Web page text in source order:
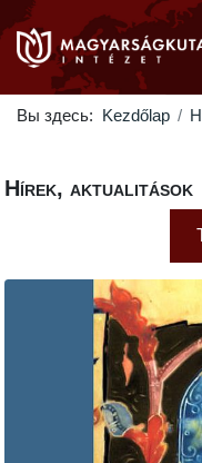
Вы здесь: Kezdőlap
Hírek, aktualitások